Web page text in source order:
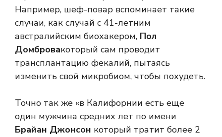
Например, шеф-повар вспоминает такие
случаи, как случай с 41-летним
австралийским биохакером, Пол
Домбровакоторый сам проводит
трансплантацию фекалий, пытаясь
изменить свой микробиом, чтобы похудеть.
Точно так же «в Калифорнии есть еще
один мужчина средних лет по имени
Брайан Джонсон который тратит более 2